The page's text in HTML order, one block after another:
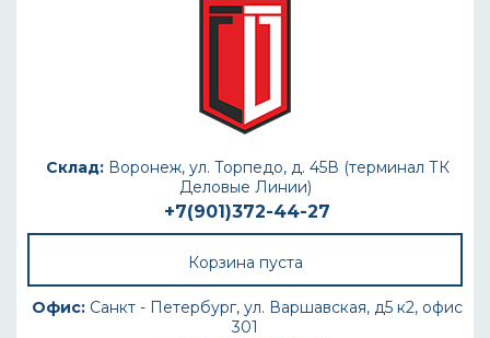
Склад:Воронеж, ул. Торпедо, д. 45В (терминал ТК
Деловые Линии)
+7(901)372-44-27
Корзина пуста
Офис: Санкт - Петербург, ул. Варшавская, д5 к2, офис
301